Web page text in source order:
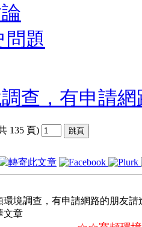
問題
查，有申請
135 頁)
環境調查，有申請網路的朋友請